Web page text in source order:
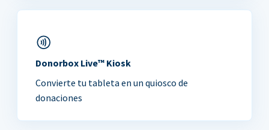
Donorbox Live™ Kiosk
Convierte tu tableta en un quiosco de
donaciones